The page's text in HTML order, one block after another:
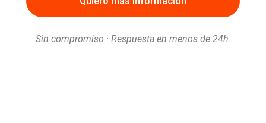
Sin compromiso · Respuesta en menos de 24h.